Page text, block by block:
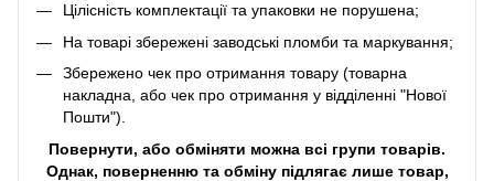
Цілісність комплектації та упаковки не порушена;
На товарі збережені заводські пломби та маркування;
Збережено чек про отримання товару (товарна
накладна, або чек про отримання у відділенні "Нової
Пошти").
Повернути, або обміняти можна всі групи товарів.
Однак, поверненню та обміну підлягає лише товар,